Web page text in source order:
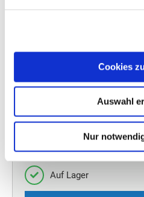
Cookies
Auswahl
Nur
Auf Lager